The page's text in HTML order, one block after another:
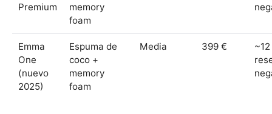
Premium
memory
foam
Emma
One
(nuevo
2025)
Espuma de
coco +
memory
foam
Media 399 €